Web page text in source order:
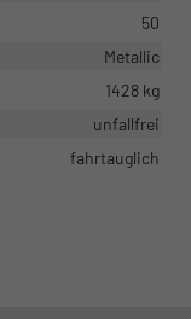
50
Metallic
1428 kg
unfallfrei
fahrtauglich